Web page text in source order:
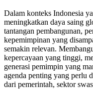
Dalam konteks Indonesia
meningkatkan daya saing
tantangan pembangunan,
kepemimpinan yang
semakin relevan.
kepercayaan yang tinggi,
generasi pemimpin yang
agenda penting yang perlu
dari pemerintah, sektor